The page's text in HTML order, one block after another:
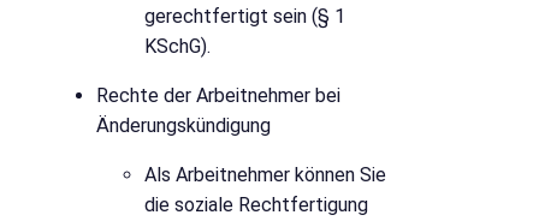
gerechtfertigt sein (§ 1
KSchG).
Rechte der Arbeitnehmer bei
Änderungskündigung
Als Arbeitnehmer können Sie
die soziale Rechtfertigung